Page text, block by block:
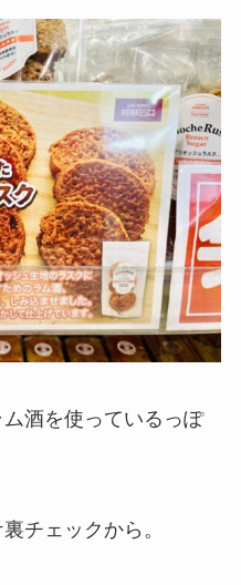
酒を使っているっぽ
チェックから。